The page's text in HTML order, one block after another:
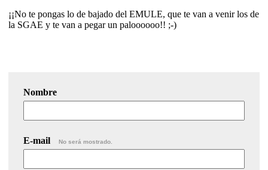
¡¡No te pongas lo de bajado del EMULE, que te van a venir los de
la SGAE y te van a pegar un paloooooo!! ;-)
Nombre
E-mail No será mostrado.